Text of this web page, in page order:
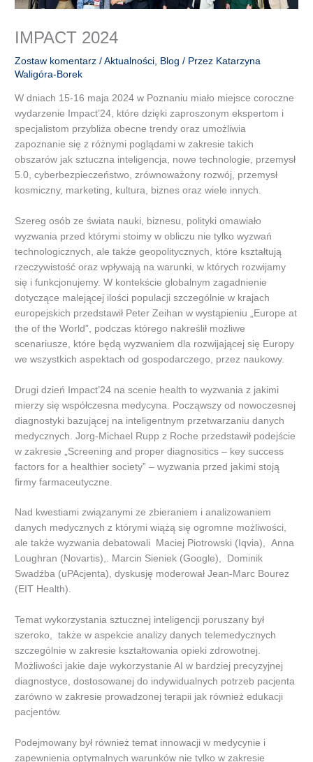
IMPACT 2024
Zostaw komentarz /Aktualności, Blog / Przez Katarzyna
Waligóra-Borek
W dniach 15-16 maja 2024 w Poznaniu miało miejsce coroczne
wydarzenie Impact’24, które dzięki zaproszonym ekspertom i
specjalistom przybliża obecne trendy oraz umożliwia
zapoznanie się z różnymi poglądami w zakresie takich
obszarów jak sztuczna inteligencja, nowe technologie, przemysł
5.0, cyberbezpieczeństwo, zrównoważony rozwój, przemysł
kosmiczny, marketing, kultura, biznes oraz wiele innych.
Szereg osób ze świata nauki, biznesu, polityki omawiało
wyzwania przed którymi stoimy w obliczu nie tylko wyzwań
technologicznych, ale także geopolitycznych, które kształtują
rzeczywistość oraz wpływają na warunki, w których rozwijamy
się i funkcjonujemy. W kontekście globalnym zagadnienie
dotyczące malejącej ilości populacji szczególnie w krajach
europejskich przedstawił Peter Zeihan w wystąpieniu „Europe at
the of the World”, podczas którego nakreślił możliwe
scenariusze, które będą wyzwaniem dla rozwijającej się Europy
we wszystkich aspektach od gospodarczego, przez naukowy.
Drugi dzień Impact’24 na scenie health to wyzwania z jakimi
mierzy się współczesna medycyna. Począwszy od nowoczesnej
diagnostyki bazującej na inteligentnym przetwarzaniu danych
medycznych. Jorg-Michael Rupp z Roche przedstawił podejście
w zakresie „Screening and proper diagnositics – key success
factors for a healthier society” – wyzwania przed jakimi stoją
firmy farmaceutyczne.
Nad kwestiami związanymi ze zbieraniem i analizowaniem
danych medycznych z którymi wiążą się ogromne możliwości,
ale także wyzwania debatowali Maciej Piotrowski (Iqvia), Anna
Loughran (Novartis),. Marcin Sieniek (Google), Dominik
Swadźba (uPAcjenta), dyskusję moderował Jean-Marc Bourez
(EIT Health).
Temat wykorzystania sztucznej inteligencji poruszany był
szeroko, także w aspekcie analizy danych telemedycznych
szczególnie w zakresie kształtowania opieki zdrowotnej.
Możliwości jakie daje wykorzystanie AI w bardziej precyzyjnej
diagnostyce, dostosowanej do indywidualnych potrzeb pacjenta
zarówno w zakresie prowadzonej terapii jak również edukacji
pacjentów.
Podejmowany był również temat innowacji w medycynie i
zapewnienia optymalnych warunków nie tylko w zakresie